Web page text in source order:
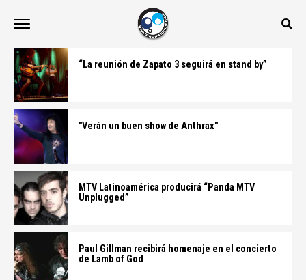
“La reunión de Zapato 3 seguirá en stand by”
"Verán un buen show de Anthrax"
MTV Latinoamérica producirá “Panda MTV
Unplugged”
Paul Gillman recibirá homenaje en el concierto
de Lamb of God